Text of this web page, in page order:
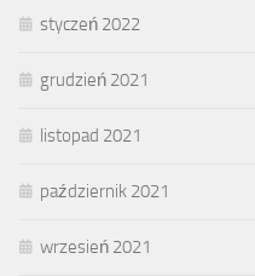
styczeń 2022
grudzień 2021
listopad 2021
październik 2021
wrzesień 2021